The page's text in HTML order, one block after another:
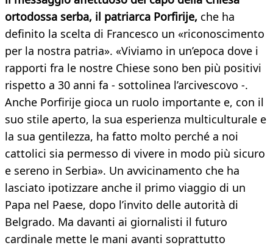
ortodossa serba, il patriarca Porfirije, che ha
definito la scelta di Francesco un «riconoscimento
per la nostra patria». «Viviamo in un’epoca dove i
rapporti fra le nostre Chiese sono ben più positivi
rispetto a 30 anni fa - sottolinea l’arcivescovo -.
Anche Porfirije gioca un ruolo importante e, con il
suo stile aperto, la sua esperienza multiculturale e
la sua gentilezza, ha fatto molto perché a noi
cattolici sia permesso di vivere in modo più sicuro
e sereno in Serbia». Un avvicinamento che ha
lasciato ipotizzare anche il primo viaggio di un
Papa nel Paese, dopo l’invito delle autorità di
Belgrado. Ma davanti ai giornalisti il futuro
cardinale mette le mani avanti soprattutto